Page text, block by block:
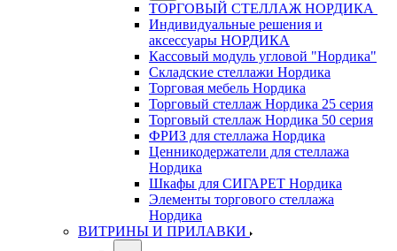
ТОРГОВЫЙ СТЕЛЛАЖ НОРДИКА
Индивидуальные решения и
аксессуары НОРДИКА
Кассовый модуль угловой "Нордика"
Складские стеллажи Нордика
Торговая мебель Нордика
Торговый стеллаж Нордика 25 серия
Торговый стеллаж Нордика 50 серия
ФРИЗ для стеллажа Нордика
Ценникодержатели для стеллажа
Нордика
Шкафы для СИГАРЕТ Нордика
Элементы торгового стеллажа
Нордика
ВИТРИНЫ И ПРИЛАВКИ